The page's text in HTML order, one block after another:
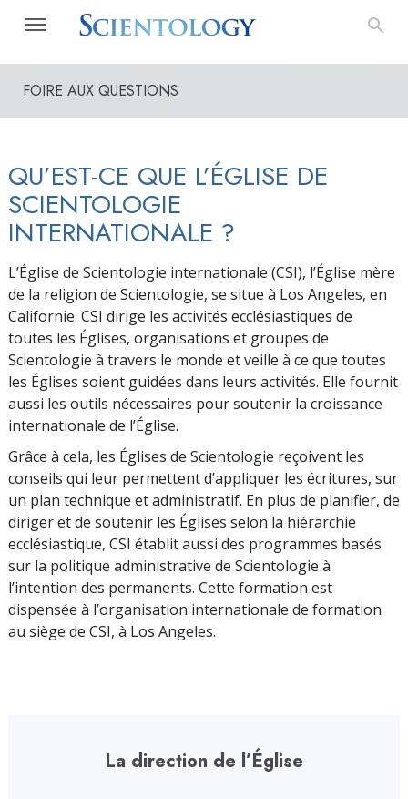
FOIRE AUX QUESTIONS
QU’EST-CE QUE L’ÉGLISE DE
SCIENTOLOGIE
INTERNATIONALE ?
L’Église de Scientologie internationale (CSI), l’Église mère
de la religion de Scientologie, se situe à Los Angeles, en
Californie. CSI dirige les activités ecclésiastiques de
toutes les Églises, organisations et groupes de
Scientologie à travers le monde et veille à ce que toutes
les Églises soient guidées dans leurs activités. Elle fournit
aussi les outils nécessaires pour soutenir la croissance
internationale de l’Église.
Grâce à cela, les Églises de Scientologie reçoivent les
conseils qui leur permettent d’appliquer les écritures, sur
un plan technique et administratif. En plus de planifier, de
diriger et de soutenir les Églises selon la hiérarchie
ecclésiastique, CSI établit aussi des programmes basés
sur la politique adminis­trative de Scientologie à
l’intention des permanents. Cette formation est
dispensée à l’organisation internationale de formation
au siège de CSI, à Los Angeles.
La direction de l’Église